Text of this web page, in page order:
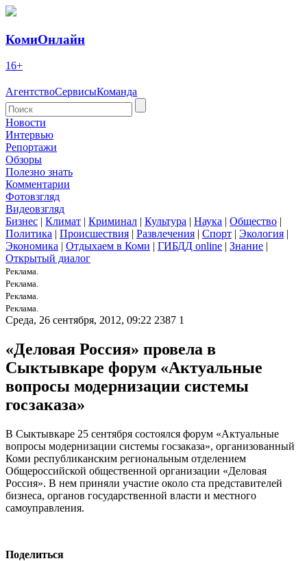
КомиОнлайн
16+
АгентствоСервисыКоманда
Новости
Интервью
Репортажи
Обзоры
Полезно знать
Комментарии
Фотовзгляд
Видеовзгляд
Бизнес | Климат | Криминал | Культура | Наука | Общество |
Политика | Происшествия | Развлечения | Спорт | Экология |
Экономика | Отдыхаем в Коми | ГИБДД online | Знание |
Открытый диалог
Реклама.
Реклама.
Реклама.
Реклама.
Среда, 26 сентября, 2012, 09:22 2387 1
«Деловая Россия» провела в
Сыктывкаре форум «Актуальные
вопросы модернизации системы
госзаказа»
В Сыктывкаре 25 сентября состоялся форум «Актуальные
вопросы модернизации системы госзаказа», организованный
Коми республиканским региональным отделением
Общероссийской общественной организации «Деловая
Россия». В нем приняли участие около ста представителей
бизнеса, органов государственной власти и местного
самоуправления.
Поделиться